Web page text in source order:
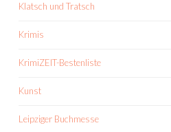
Klatsch und Tratsch
Krimis
KrimiZEIT-Bestenliste
Kunst
Leipziger Buchmesse